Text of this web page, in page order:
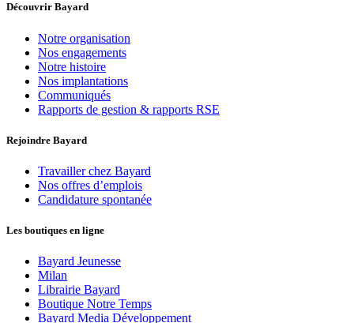
Découvrir Bayard
Notre organisation
Nos engagements
Notre histoire
Nos implantations
Communiqués
Rapports de gestion & rapports RSE
Rejoindre Bayard
Travailler chez Bayard
Nos offres d’emplois
Candidature spontanée
Les boutiques en ligne
Bayard Jeunesse
Milan
Librairie Bayard
Boutique Notre Temps
Bayard Media Développement